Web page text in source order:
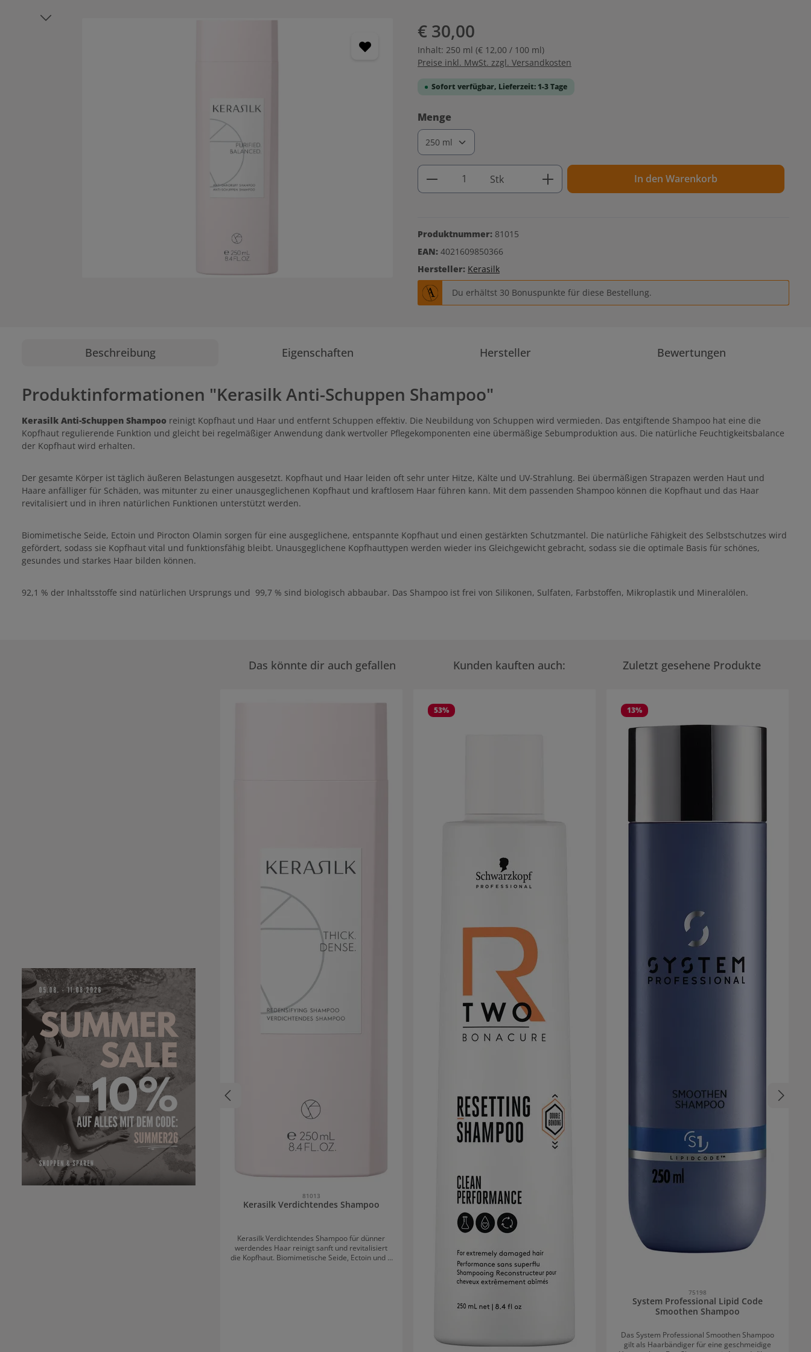
Bildergalerie überspringen € 30,00
Inhalt: 250 ml (€ 12,00 / 100 ml)
Preise inkl. MwSt. zzgl. Versandkosten
Sofort verfügbar, Lieferzeit: 1-3 Tage
Menge
Produkt Anzahl: Gib den gewünschten Wert ein oder
Stk In den Warenkorb
Produktnummer: 81015
EAN: 4021609850366
Hersteller: Kerasilk
Du erhältst 30 Bonuspunkte für diese Bestellung.
Beschreibung Eigenschaften Hersteller Bewertungen
Produktinformationen "Kerasilk Anti-Schuppen Shampoo"
Kerasilk Anti-Schuppen Shampoo reinigt Kopfhaut und Haar und entfernt Schuppen effektiv. Die Neubildung von Schuppen wird vermieden. Das entgiftende Shampoo hat eine die
Kopfhaut regulierende Funktion und gleicht bei regelmäßiger Anwendung dank wertvoller Pflegekomponenten eine übermäßige Sebumproduktion aus. Die natürliche Feuchtigkeitsbalance
der Kopfhaut wird erhalten.
Der gesamte Körper ist täglich äußeren Belastungen ausgesetzt. Kopfhaut und Haar leiden oft sehr unter Hitze, Kälte und UV-Strahlung. Bei übermäßigen Strapazen werden Haut und
Haare anfälliger für Schäden, was mitunter zu einer unausgeglichenen Kopfhaut und kraftlosem Haar führen kann. Mit dem passenden Shampoo können die Kopfhaut und das Haar
revitalisiert und in ihren natürlichen Funktionen unterstützt werden.
Biomimetische Seide, Ectoin und Pirocton Olamin sorgen für eine ausgeglichene, entspannte Kopfhaut und einen gestärkten Schutzmantel. Die natürliche Fähigkeit des Selbstschutzes wird
gefördert, sodass sie Kopfhaut vital und funktionsfähig bleibt. Unausgeglichene Kopfhauttypen werden wieder ins Gleichgewicht gebracht, sodass sie die optimale Basis für schönes,
gesundes und starkes Haar bilden können.
92,1 % der Inhaltsstoffe sind natürlichen Ursprungs und 99,7 % sind biologisch abbaubar. Das Shampoo ist frei von Silikonen, Sulfaten, Farbstoffen, Mikroplastik und Mineralölen.
Das könnte dir auch gefallen Kunden kauften auch: Zuletzt gesehene Produkte
81013
Kerasilk Verdichtendes Shampoo
Kerasilk Verdichtendes Shampoo für dünner
werdendes Haar reinigt sanft und revitalisiert
die Kopfhaut. Biomimetische Seide, Ectoin und t-
53% 13%
75198
System Professional Lipid Code
Smoothen Shampoo
Das System Professional Smoothen Shampoo
gilt als Haarbändiger für eine geschmeidige